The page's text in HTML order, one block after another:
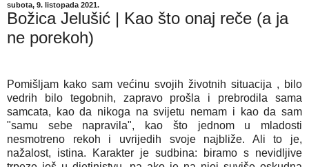
subota, 9. listopada 2021.
Božica Jelušić | Kao što onaj reče (a ja
ne porekoh)
Pomišljam kako sam većinu svojih životnih situacija , bilo
vedrih bilo tegobnih, zapravo prošla i prebrodila sama
samcata, kao da nikoga na svijetu nemam i kao da sam
"samu sebe napravila", kao što jednom u mladosti
nesmotreno rekoh i uvrijedih svoje najbliže. Ali to je,
nažalost, istina. Karakter je sudbina: biramo s nevidljive